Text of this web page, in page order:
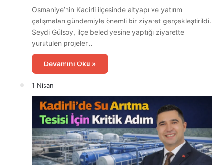
Osmaniye’nin Kadirli ilçesinde altyapı ve yatırım
çalışmaları gündemiyle önemli bir ziyaret gerçekleştirildi.
Seydi Gülsoy, ilçe belediyesine yaptığı ziyarette
yürütülen projeler…
Devamını Oku »
1 Nisan